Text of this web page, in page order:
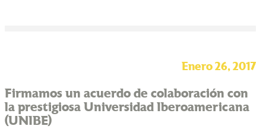
Enero 26, 2017
Firmamos un acuerdo de colaboración con
la prestigiosa Universidad Iberoamericana
(UNIBE)